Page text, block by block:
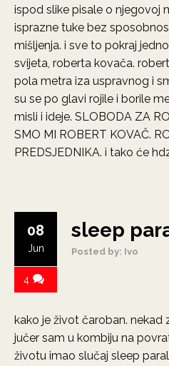
ispod slike pisale o njegovoj
isprazne tuke bez
mišljenja. i sve to pokraj
svijeta, roberta kovača.
pola metra iza uspravnog i
su se po glavi rojile i borile
misli i ideje. SLOBODA ZA
SMO MI ROBERT KOVAČ.
PREDSJEDNIKA. i tako će
sleep
Posted by: Ivo
08
Jun
4
kako je život čaroban. nekad
jučer sam u kombiju na
životu imao slučaj sleep